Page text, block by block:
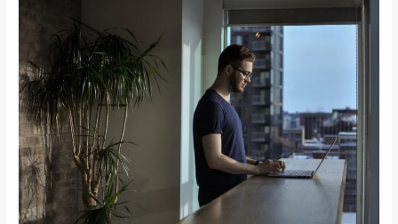
Travailler
Chez
Soi
Comme
un
Pro
?